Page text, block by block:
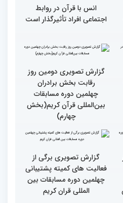
انس با قرآن چراغ راه
رسیدن به سرمنزل مقصود
است
انس با قرآن در روابط
اجتماعی افراد تأثیرگذار است
گزارش تصویری دومین روز
رقابت بخش برادران
چهلمین دوره مسابقات